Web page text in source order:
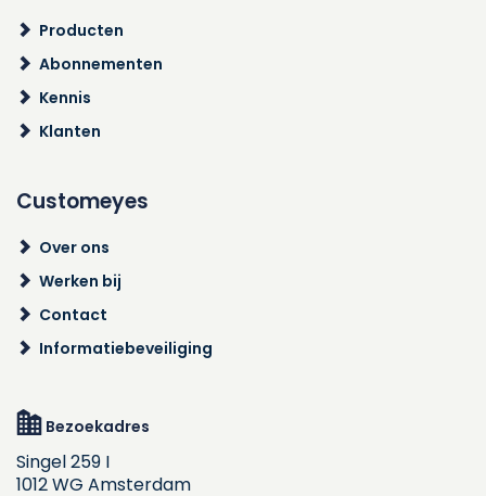
Producten
Abonnementen
Kennis
Klanten
Customeyes
Over ons
Werken bij
Contact
Informatiebeveiliging
Bezoekadres
Singel 259 I
1012 WG Amsterdam